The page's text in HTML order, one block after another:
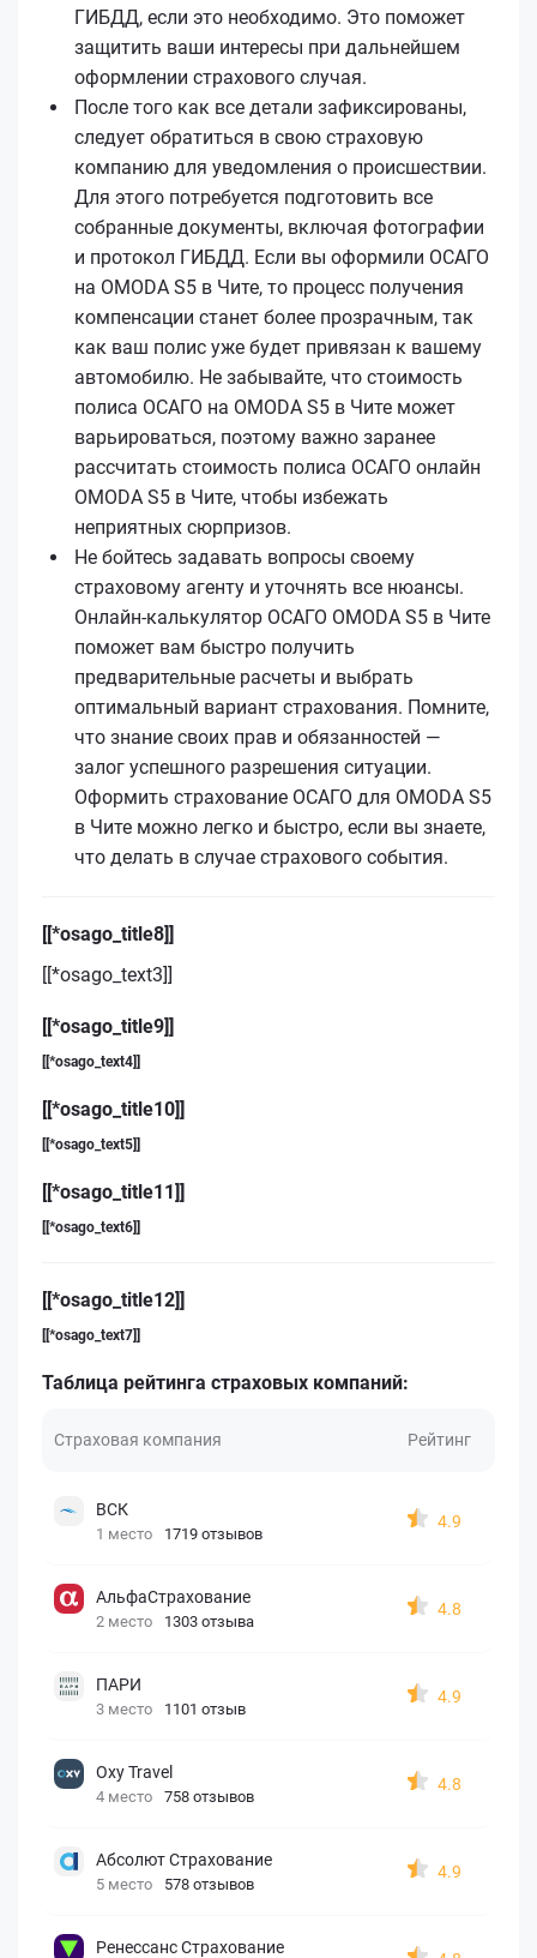
ГИБДД, если это необходимо. Это поможет
защитить ваши интересы при дальнейшем
оформлении страхового случая.
После того как все детали зафиксированы,
следует обратиться в свою страховую
компанию для уведомления о происшествии.
Для этого потребуется подготовить все
собранные документы, включая фотографии
и протокол ГИБДД. Если вы оформили ОСАГО
на OMODA S5 в Чите, то процесс получения
компенсации станет более прозрачным, так
как ваш полис уже будет привязан к вашему
автомобилю. Не забывайте, что стоимость
полиса ОСАГО на OMODA S5 в Чите может
варьироваться, поэтому важно заранее
рассчитать стоимость полиса ОСАГО онлайн
OMODA S5 в Чите, чтобы избежать
неприятных сюрпризов.
Не бойтесь задавать вопросы своему
страховому агенту и уточнять все нюансы.
Онлайн-калькулятор ОСАГО OMODA S5 в Чите
поможет вам быстро получить
предварительные расчеты и выбрать
оптимальный вариант страхования. Помните,
что знание своих прав и обязанностей —
залог успешного разрешения ситуации.
Оформить страхование ОСАГО для OMODA S5
в Чите можно легко и быстро, если вы знаете,
что делать в случае страхового события.
[[*osago_title8]]
[[*osago_text3]]
[[*osago_title9]]
[[*osago_text4]]
[[*osago_title10]]
[[*osago_text5]]
[[*osago_title11]]
[[*osago_text6]]
[[*osago_title12]]
[[*osago_text7]]
Таблица рейтинга страховых компаний:
Страховая компания Рейтинг
ВСК
1 место 1719 отзывов
4.9
АльфаСтрахование
2 место 1303 отзыва
4.8
ПАРИ
3 место 1101 отзыв
4.9
Oxy Travel
4 место 758 отзывов
4.8
Абсолют Страхование
5 место 578 отзывов
4.9
Ренессанс Страхование